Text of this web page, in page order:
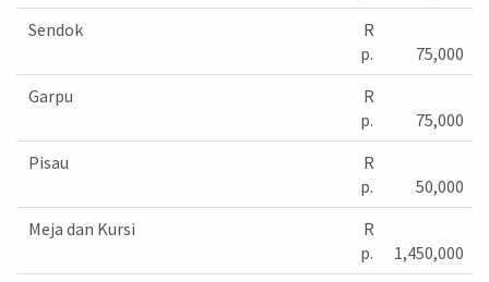
Sendok
R
p.
75,000
Garpu
R
p.
75,000
Pisau
R
p.
50,000
Meja dan Kursi
R
p.
1,450,000